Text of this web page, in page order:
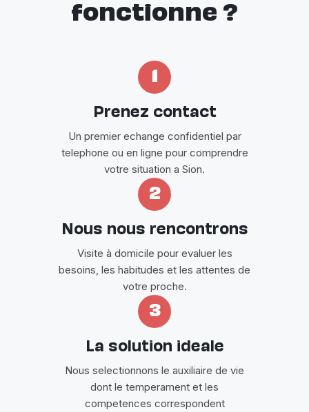
fonctionne ?
Prenez contact
Un premier echange confidentiel par
telephone ou en ligne pour comprendre
votre situation a Sion.
2
Nous nous rencontrons
Visite à domicile pour evaluer les
besoins, les habitudes et les attentes de
votre proche.
3
La solution ideale
Nous selectionnons le auxiliaire de vie
dont le temperament et les
competences correspondent